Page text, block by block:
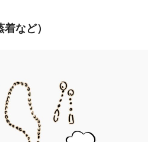
など）